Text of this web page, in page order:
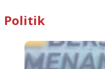
Politik